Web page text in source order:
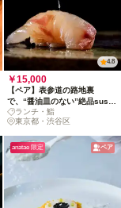
4.8
￥15,000
【ペア】表参道の路地裏
で、“醤油皿のない”絶品sushi
ランチ
ランチ・鮨
東京都・渋谷区
anatae 限定 ペア